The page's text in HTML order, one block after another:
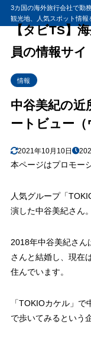
3カ国の海外旅行会社で勤
観光地、人気スポット情報
【タビTS】
員の情報サイ
情報
中谷美紀の近
ートビュー
2021年10月10日
本ページはプロモー
人気グループ「
演した中谷美紀さん。
2018年中谷美紀さん
さんと結婚し、現在
住んでいます。
「TOKIOカケル」
で歩いてみるという